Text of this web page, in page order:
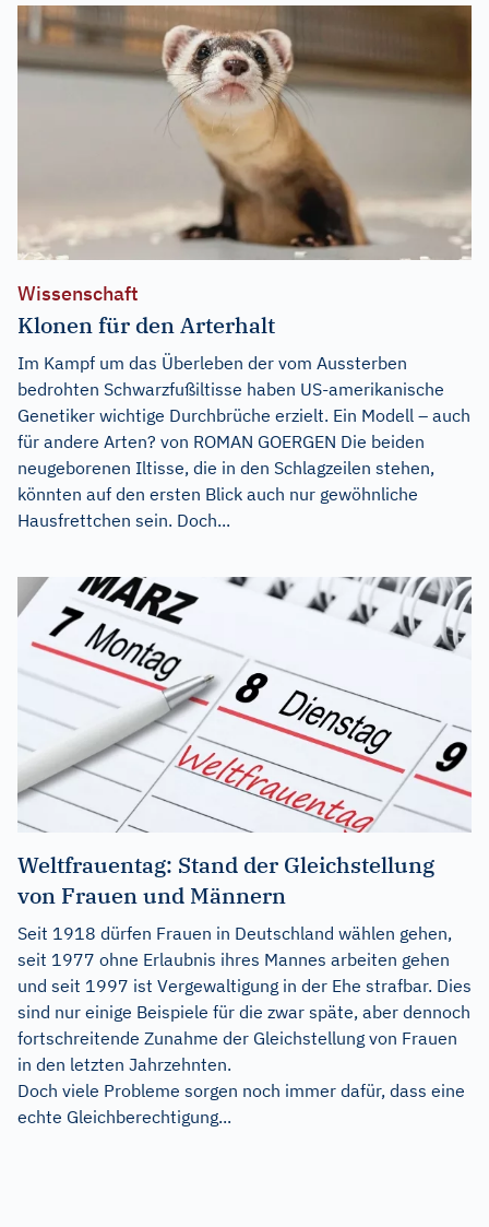
Wissenschaft
Klonen für den Arterhalt
Im Kampf um das Überleben der vom Aussterben
bedrohten Schwarzfußiltisse haben US-amerikanische
Genetiker wichtige Durchbrüche erzielt. Ein Modell – auch
für andere Arten? von ROMAN GOERGEN Die beiden
neugeborenen Iltisse, die in den Schlagzeilen stehen,
könnten auf den ersten Blick auch nur gewöhnliche
Hausfrettchen sein. Doch...
Weltfrauentag: Stand der Gleichstellung
von Frauen und Männern
Seit 1918 dürfen Frauen in Deutschland wählen gehen,
seit 1977 ohne Erlaubnis ihres Mannes arbeiten gehen
und seit 1997 ist Vergewaltigung in der Ehe strafbar. Dies
sind nur einige Beispiele für die zwar späte, aber dennoch
fortschreitende Zunahme der Gleichstellung von Frauen
in den letzten Jahrzehnten.
Doch viele Probleme sorgen noch immer dafür, dass eine
echte Gleichberechtigung...